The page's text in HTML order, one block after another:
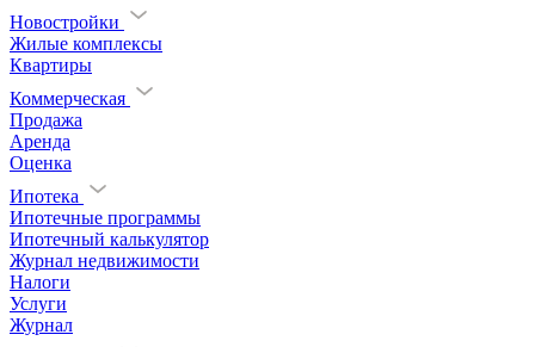
Новостройки
Жилые комплексы
Квартиры
Коммерческая
Продажа
Аренда
Оценка
Ипотека
Ипотечные программы
Ипотечный калькулятор
Журнал недвижимости
Налоги
Услуги
Журнал